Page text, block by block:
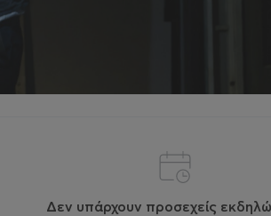
Δεν υπάρχουν προσεχείς